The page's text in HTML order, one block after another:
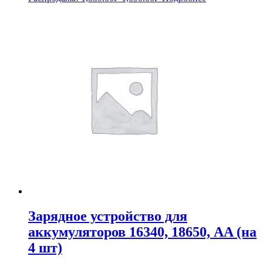
цена:
Зарядное устройство для
аккумуляторов 16340, 18650, AA (на
4 шт)